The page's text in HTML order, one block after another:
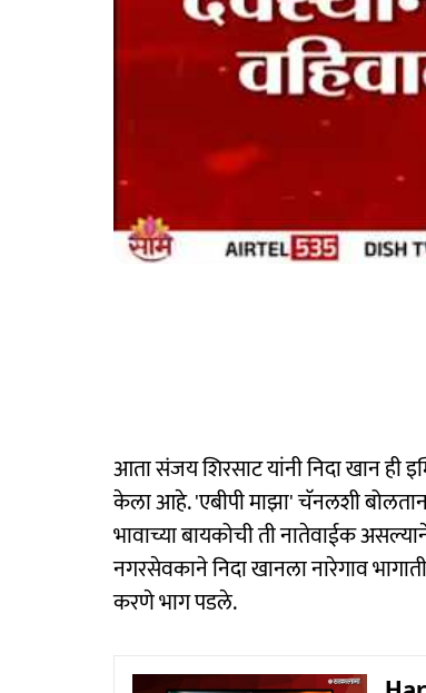
आता संजय शिरसाट यांनी निदा खान ही
केला आहे. 'एबीपी माझा' चॅनलशी
भावाच्या बायकोची ती नातेवाईक
नगरसेवकाने निदा खानला नारेगाव
करणे भाग पडले.